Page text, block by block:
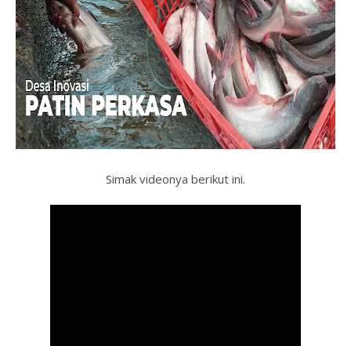
Simak videonya berikut ini.